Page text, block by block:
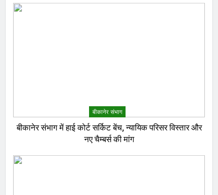
बीकानेर संभाग
बीकानेर संभाग में हाई कोर्ट सर्किट बेंच, न्यायिक परिसर विस्तार और
नए चैम्बर्स की मांग